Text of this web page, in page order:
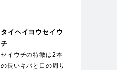
い…
タイヘイヨウセイウ
チ
セイウチの特徴は2本
の長いキバと口の周り